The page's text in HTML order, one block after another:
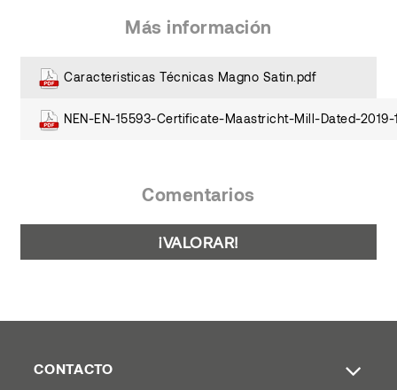
Más información
Caracteristicas Técnicas Magno Satin.pdf
NEN-EN-15593-Certificate-Maastricht-Mill-Dated-
Comentarios
¡VALORAR!
CONTACTO